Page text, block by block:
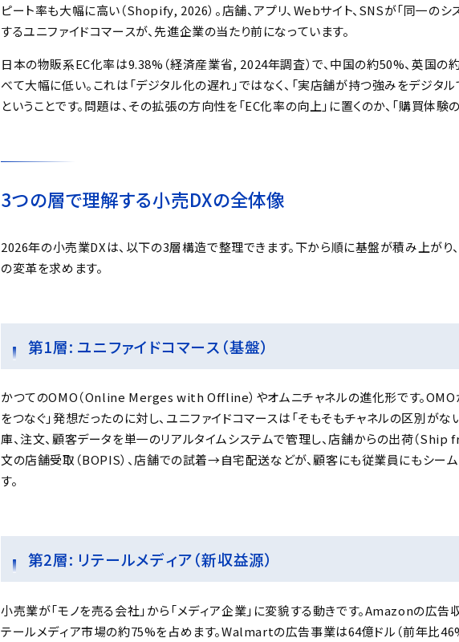
ピート率も大幅に高い（Shopify, 2026）。店舗、アプリ、Webサイト、SNSが「同一の
するユニファイドコマースが、先進企業の当たり前になっています。
日本の物販系EC化率は9.38%（経済産業省, 2024年調査）で、中国の約50%、英国の
べて大幅に低い。これは「デジタル化の遅れ」ではなく、「実店舗が持つ強みをデジタ
ということです。問題は、その拡張の方向性を「EC化率の向上」に置くのか、「購買体験
3つの層で理解する小売DXの全体像
2026年の小売業DXは、以下の3層構造で整理できます。下から順に基盤が積み上がり
の変革を求めます。
第1層: ユニファイドコマース（基盤）
かつてのOMO（Online Merges with Offline）やオムニチャネルの進化形です。OMO
をつなぐ」発想だったのに対し、ユニファイドコマースは「そもそもチャネルの区別がな
庫、注文、顧客データを単一のリアルタイムシステムで管理し、店舗からの出荷（Ship
文の店舗受取（BOPIS）、店舗での試着→自宅配送などが、顧客にも従業員にもシー
す。
第2層: リテールメディア（新収益源）
小売業が「モノを売る会社」から「メディア企業」に変貌する動きです。Amazonの広告
テールメディア市場の約75%を占めます。Walmartの広告事業は64億ドル（前年比